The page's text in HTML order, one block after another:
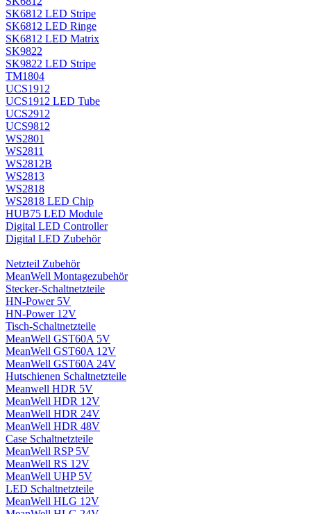
SK6812 LED Stripe
SK6812 LED Ringe
SK6812 LED Matrix
SK9822
SK9822 LED Stripe
TM1804
UCS1912
UCS1912 LED Tube
UCS2912
UCS9812
WS2801
WS2811
WS2812B
WS2813
WS2818
WS2818 LED Chip
HUB75 LED Module
Digital LED Controller
Digital LED Zubehör
Netzteil Zubehör
MeanWell Montagezubehör
Stecker-Schaltnetzteile
HN-Power 5V
HN-Power 12V
Tisch-Schaltnetzteile
MeanWell GST60A 5V
MeanWell GST60A 12V
MeanWell GST60A 24V
Hutschienen Schaltnetzteile
Meanwell HDR 5V
MeanWell HDR 12V
MeanWell HDR 24V
MeanWell HDR 48V
Case Schaltnetzteile
MeanWell RSP 5V
MeanWell RS 12V
MeanWell UHP 5V
LED Schaltnetzteile
MeanWell HLG 12V